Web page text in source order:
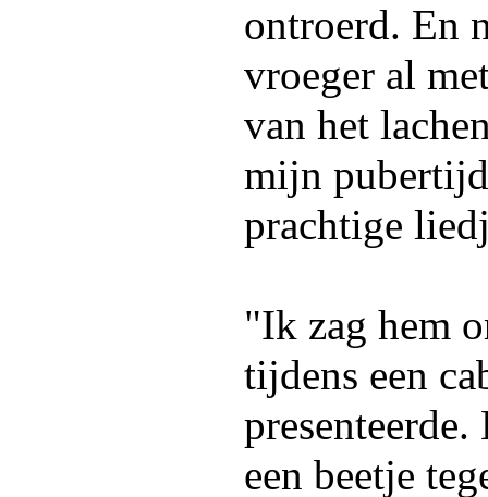
ontroerd. En
vroeger al
van het
mijn
prachtige
"Ik zag hem
tijdens een
een beetje